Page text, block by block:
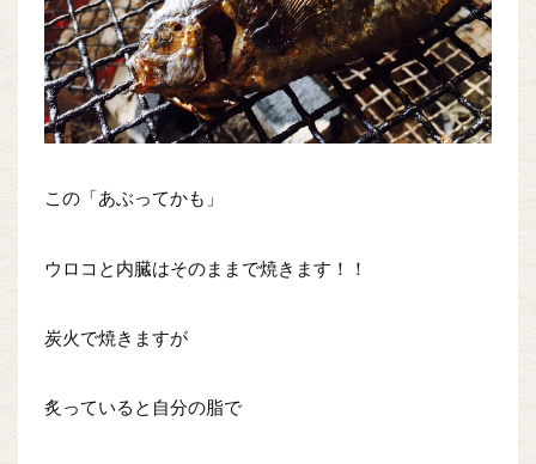
この「あぶってかも」
ウロコと内臓はそのままで焼きます！！
炭火で焼きますが
炙っていると自分の脂で